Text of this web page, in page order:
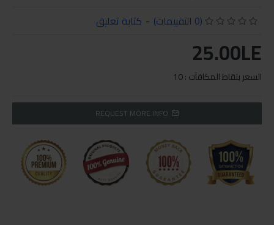
(0 التقييمات) - كتابة تعليق
25.00LE
السعر بنقاط المكافآت : 10
REQUEST MORE INFO